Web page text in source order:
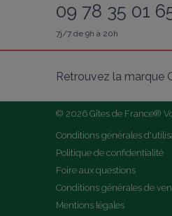
09 78 35 01
7j/7 de 9h à 20h
Retrouvez la marque
© 2026 Gîtes de France®
Conditions générales
Politique de confidentialité
Foire aux questions
Conditions générales de
Mentions légales